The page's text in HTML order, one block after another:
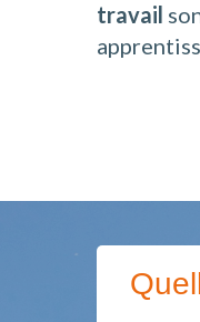
travail